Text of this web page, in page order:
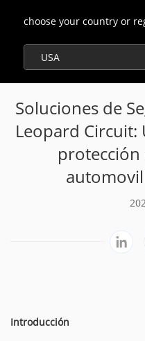
choose your country or
USA
Home Noticias y
Soluciones de
Leopard Circuit:
Introducción